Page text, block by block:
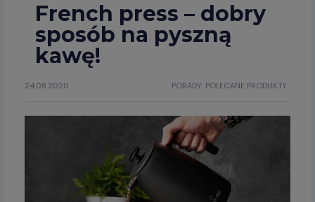
French press – dobry
sposób na pyszną
kawę!
POLECANE PRODUKTY
PORADY
24.08.2020